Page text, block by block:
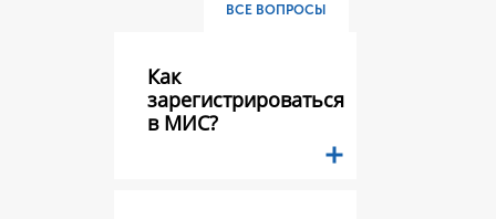
ВСЕ ВОПРОСЫ
Как
зарегистрироваться
в МИС?